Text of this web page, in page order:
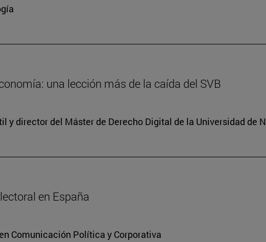
una lección más de la caída del SVB
y director del Máster de Derecho Digital de la Universidad de
en España
Comunicación Política y Corporativa